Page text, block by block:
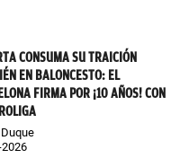
CONSUMA SU TRAICIÓN
EN BALONCESTO: EL
FIRMA POR ¡10 AÑOS! CON